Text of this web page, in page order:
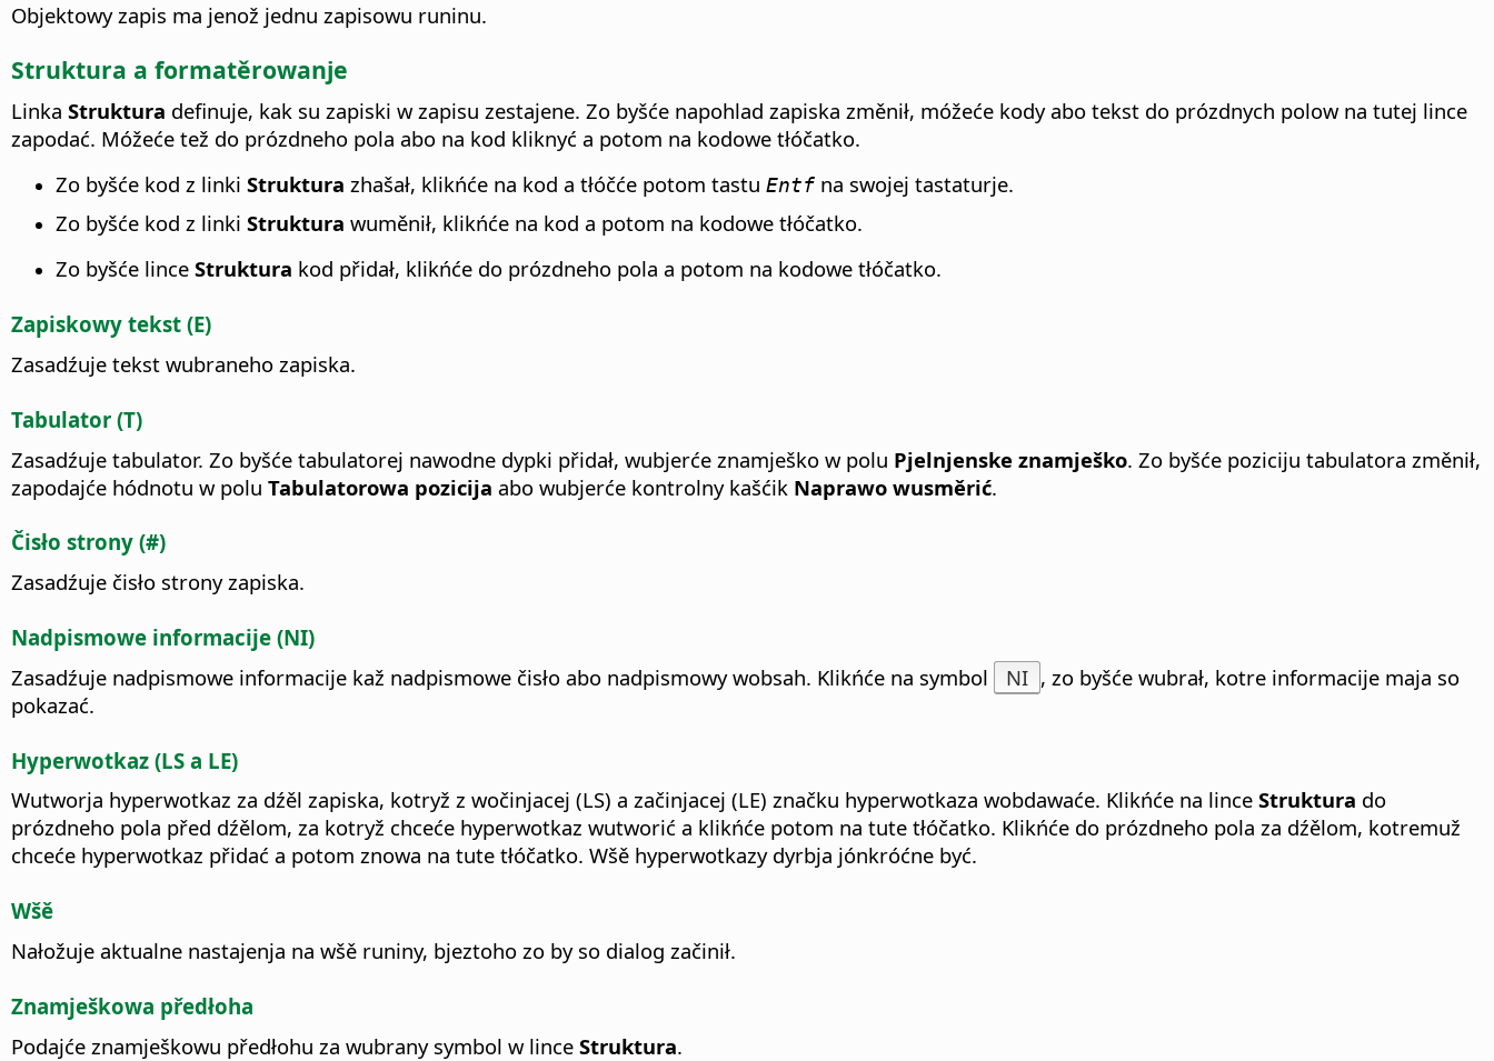
Objektowy zapis ma jenož jednu zapisowu runinu.
Struktura a formatěrowanje
Linka Struktura definuje, kak su zapiski w zapisu zestajene. Zo byšće napohlad zapiska změnił, móžeće kody abo tekst do prózdnych polow na tutej lince
zapodać. Móžeće tež do prózdneho pola abo na kod kliknyć a potom na kodowe tłóčatko.
Zo byšće kod z linki Struktura zhašał, klikńće na kod a tłóčće potom tastu Entf na swojej tastaturje.
Zo byšće kod z linki Struktura wuměnił, klikńće na kod a potom na kodowe tłóčatko.
Zo byšće lince Struktura kod přidał, klikńće do prózdneho pola a potom na kodowe tłóčatko.
Zapiskowy tekst (E)
Zasadźuje tekst wubraneho zapiska.
Tabulator (T)
Zasadźuje tabulator. Zo byšće tabulatorej nawodne dypki přidał, wubjerće znamješko w polu Pjelnjenske znamješko. Zo byšće poziciju tabulatora změnił,
zapodajće hódnotu w polu Tabulatorowa pozicija abo wubjerće kontrolny kašćik Naprawo wusměrić.
Čisło strony (#)
Zasadźuje čisło strony zapiska.
Nadpismowe informacije (NI)
Zasadźuje nadpismowe informacije kaž nadpismowe čisło abo nadpismowy wobsah. Klikńće na symbol
NI , zo byšće wubrał, kotre informacije maja so
pokazać.
Hyperwotkaz (LS a LE)
Wutworja hyperwotkaz za dźěl zapiska, kotryž z wočinjacej (LS) a začinjacej (LE) značku hyperwotkaza wobdawaće. Klikńće na lince Struktura do
prózdneho pola před dźělom, za kotryž chceće hyperwotkaz wutworić a klikńće potom na tute tłóčatko. Klikńće do prózdneho pola za dźělom, kotremuž
chceće hyperwotkaz přidać a potom znowa na tute tłóčatko. Wšě hyperwotkazy dyrbja jónkróćne być.
Wšě
Nałožuje aktualne nastajenja na wšě runiny, bjeztoho zo by so dialog začinił.
Znamješkowa předłoha
Podajće znamješkowu předłohu za wubrany symbol w lince Struktura.